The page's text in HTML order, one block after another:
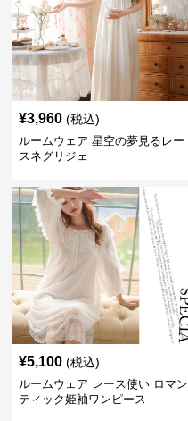
¥3,960 (税込)
ルームウェア 星空の夢見るレー
スネグリジェ
¥5,100 (税込)
ルームウェア レース使い ロマン
ティック姫袖ワンピース